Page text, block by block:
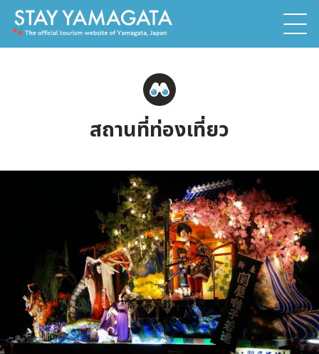
สถานที่ท่องเที่ยว